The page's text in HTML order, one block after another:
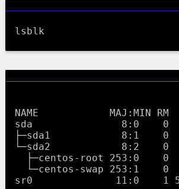
lsblk
NAME            MAJ:MIN RM
sda               8:0    0
├─sda1            8:1    0
└─sda2            8:2    0
├─centos-root 253:0    0
└─centos-swap 253:1    0